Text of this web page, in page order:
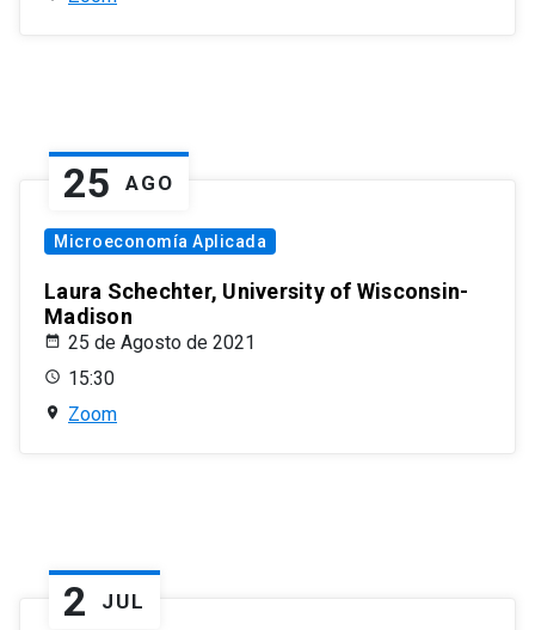
25 AGO
Microeconomía Aplicada
Laura Schechter, University of Wisconsin-
Madison
25 de Agosto de 2021
15:30
Zoom
2 JUL